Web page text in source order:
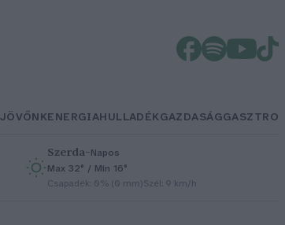
JÖVŐNKENERGIAHULLADÉKGAZDASÁGGASZTRO
Szerda–Napos
Max 32° / Min 16°
Csapadék: 0% (0 mm)Szél: 9 km/h